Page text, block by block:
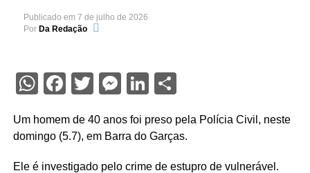
Publicado em 7 de julho de 2026
Por Da Redação
WhatsApp
Facebook
Twitter
Messenger
LinkedIn
Share
Um homem de 40 anos foi preso pela Polícia Civil, neste
domingo (5.7), em Barra do Garças.
Ele é investigado pelo crime de estupro de vulnerável.